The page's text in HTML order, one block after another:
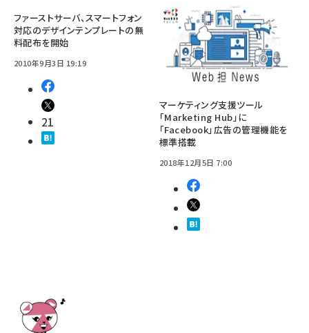
ファーストサーバ、スマートフォン
対応のデザインテンプレートの無
料配布を開始
2010年9月3日 19:19
21
マーケティング支援ツール
「Marketing Hub」に
「Facebook」広告の管理機能を
標準搭載
2018年12月5日 7:00